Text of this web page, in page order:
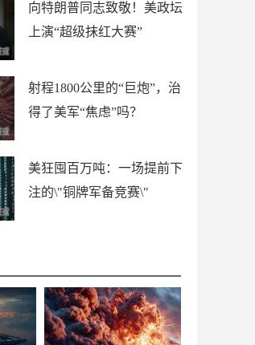
向特朗普同志致敬！美政坛
上演“超级抹红大赛”
射程1800公里的“巨炮”，治
得了美军“焦虑”吗？
美狂囤百万吨：一场提前下
注的\"铜牌军备竞赛\"